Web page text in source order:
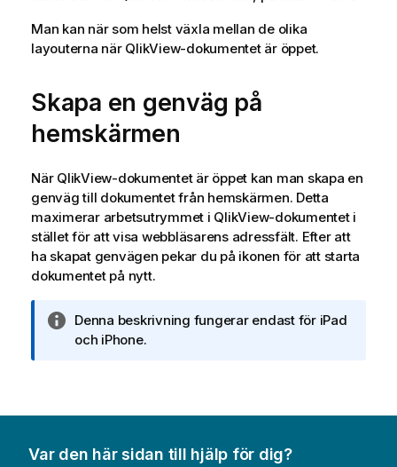
Man kan när som helst växla mellan de olika
layouterna när QlikView-dokumentet är öppet.
Skapa en genväg på
hemskärmen
När QlikView-dokumentet är öppet kan man skapa en
genväg till dokumentet från hemskärmen. Detta
maximerar arbetsutrymmet i QlikView-dokumentet i
stället för att visa webbläsarens adressfält. Efter att
ha skapat genvägen pekar du på ikonen för att starta
dokumentet på nytt.
A
n
k
i
Denna beskrivning fungerar endast för iPad
och iPhone.
Var den här sidan till hjälp för dig?